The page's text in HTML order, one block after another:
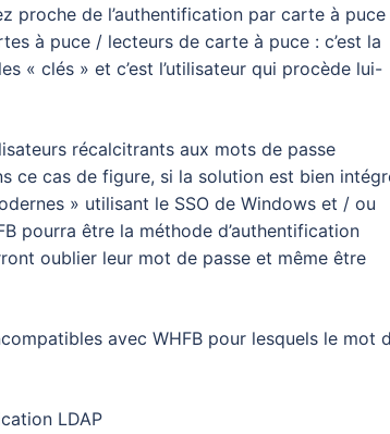
proche de l’authentification par carte à puce
à puce / lecteurs de carte à puce : c’est la
« clés » et c’est l’utilisateur qui procède lui-
récalcitrants aux mots de passe
ce cas de figure, si la solution est bien
» utilisant le SSO de Windows et / ou
pourra être la méthode d’authentification
oublier leur mot de passe et même être
avec WHFB pour lesquels le mot
LDAP